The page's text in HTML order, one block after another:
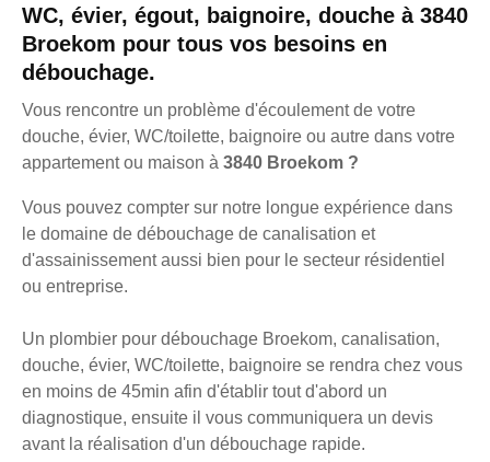
WC, évier, égout, baignoire, douche à 3840
Broekom pour tous vos besoins en
débouchage.
Vous rencontre un problème d'écoulement de votre
douche, évier, WC/toilette, baignoire ou autre dans votre
appartement ou maison à 3840 Broekom ?
Vous pouvez compter sur notre longue expérience dans
le domaine de débouchage de canalisation et
d'assainissement aussi bien pour le secteur résidentiel
ou entreprise.
Un plombier pour débouchage Broekom, canalisation,
douche, évier, WC/toilette, baignoire se rendra chez vous
en moins de 45min afin d'établir tout d'abord un
diagnostique, ensuite il vous communiquera un devis
avant la réalisation d'un débouchage rapide.